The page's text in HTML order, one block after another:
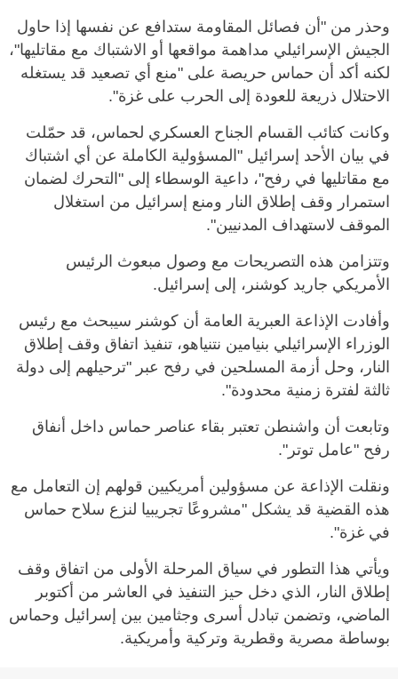
وحذر من "أن فصائل المقاومة ستدافع عن نفسها إذا حاول
الجيش الإسرائيلي مداهمة مواقعها أو الاشتباك مع مقاتليها"،
لكنه أكد أن حماس حريصة على "منع أي تصعيد قد يستغله
الاحتلال ذريعة للعودة إلى الحرب على غزة".
وكانت كتائب القسام الجناح العسكري لحماس، قد حمّلت
في بيان الأحد إسرائيل "المسؤولية الكاملة عن أي اشتباك
مع مقاتليها في رفح"، داعية الوسطاء إلى "التحرك لضمان
استمرار وقف إطلاق النار ومنع إسرائيل من استغلال
الموقف لاستهداف المدنيين".
وتتزامن هذه التصريحات مع وصول مبعوث الرئيس
الأمريكي جاريد كوشنر، إلى إسرائيل.
وأفادت الإذاعة العبرية العامة أن كوشنر سيبحث مع رئيس
الوزراء الإسرائيلي بنيامين نتنياهو، تنفيذ اتفاق وقف إطلاق
النار، وحل أزمة المسلحين في رفح عبر "ترحيلهم إلى دولة
ثالثة لفترة زمنية محدودة".
وتابعت أن واشنطن تعتبر بقاء عناصر حماس داخل أنفاق
رفح "عامل توتر".
ونقلت الإذاعة عن مسؤولين أمريكيين قولهم إن التعامل مع
هذه القضية قد يشكل "مشروعًا تجريبيا لنزع سلاح حماس
في غزة".
ويأتي هذا التطور في سياق المرحلة الأولى من اتفاق وقف
إطلاق النار، الذي دخل حيز التنفيذ في العاشر من أكتوبر
الماضي، وتضمن تبادل أسرى وجثامين بين إسرائيل وحماس
بوساطة مصرية وقطرية وتركية وأمريكية.